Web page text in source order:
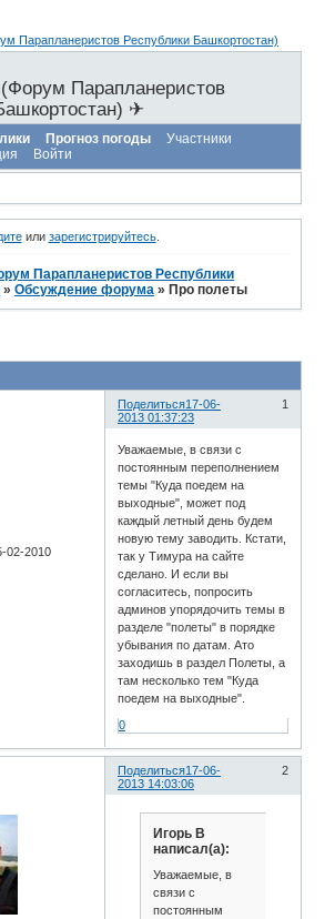
Парапланеристов
✈
Прогноз погоды
Участники
Войти
или зарегистрируйтесь.
Парапланеристов Республики
»Обсуждение форума » Про полеты
Поделиться 1
17-06-
2013 01:37:23
02-2010
Уважаемые, в связи с
постоянным переполнением
темы "Куда поедем на
выходные", может под
каждый летный день будем
новую тему заводить. Кстати,
так у Тимура на сайте
сделано. И если вы
согласитесь, попросить
админов упорядочить темы в
разделе "полеты" в порядке
убывания по датам. Ато
заходишь в раздел Полеты, а
там несколько тем "Куда
поедем на выходные".
0
Поделиться 2
17-06-
2013 14:03:06
Игорь В
написал(а):
Уважаемые, в
связи с
постоянным